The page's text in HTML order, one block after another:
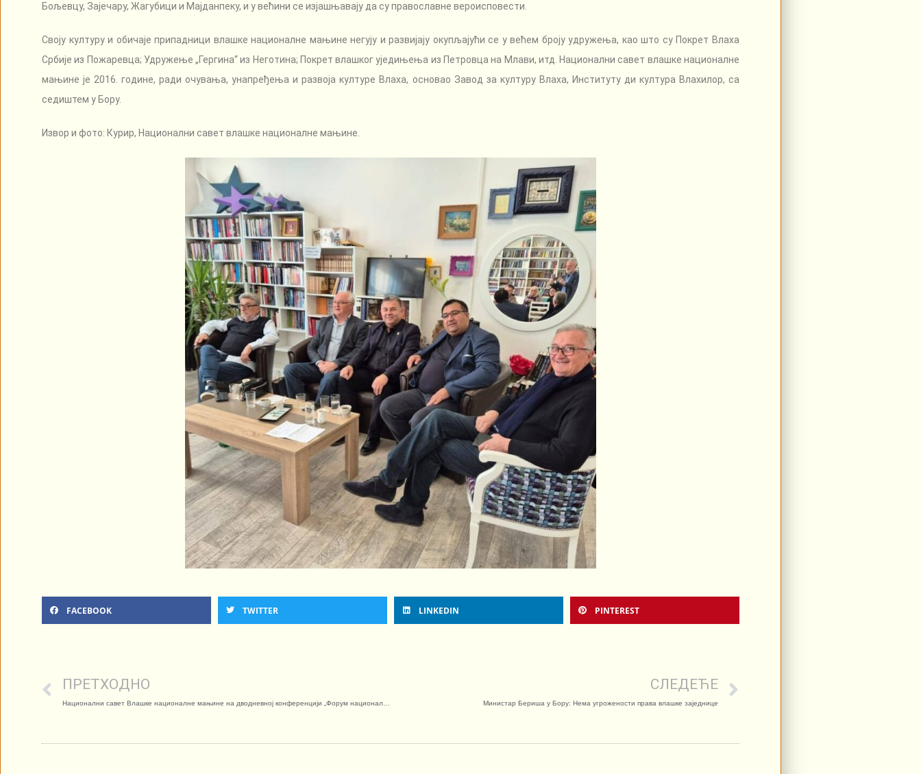
Бољевцу, Зајечару, Жагубици и Мајданпеку, и у већини се изјашњавају да су православне вероисповести.
Своју културу и обичаје припадници влашке националне мањине негују и развијају окупљајући се у већем броју удружења, као што су Покрет Влаха
Србије из Пожаревца; Удружење „Гергина“ из Неготина; Покрет влашког уједињења из Петровца на Млави, итд. Национални савет влашке националне
мањине је 2016. године, ради очувања, унапређења и развоја културе Влаха, основао Завод за културу Влаха, Институту ди култура Влахилор, са
седиштем у Бору.
Извор и фото: Курир, Национални савет влашке националне мањине.
FACEBOOK TWITTER LINKEDIN PINTEREST
ПРЕТХОДНО СЛЕДЕЋЕ
Министар Бериша у Бору: Нема угрожености права влашке заједнице